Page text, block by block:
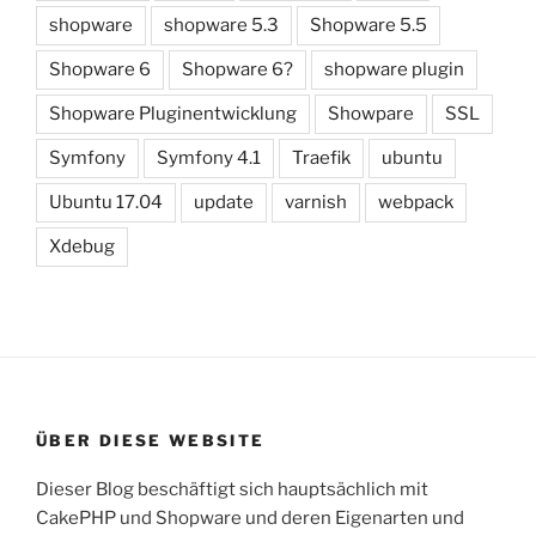
shopware shopware 5.3 Shopware 5.5
Shopware 6 Shopware 6? shopware plugin
Shopware Pluginentwicklung Showpare SSL
Symfony Symfony 4.1 Traefik ubuntu
Ubuntu 17.04 update varnish webpack
Xdebug
ÜBER DIESE WEBSITE
Dieser Blog beschäftigt sich hauptsächlich mit
CakePHP und Shopware und deren Eigenarten und